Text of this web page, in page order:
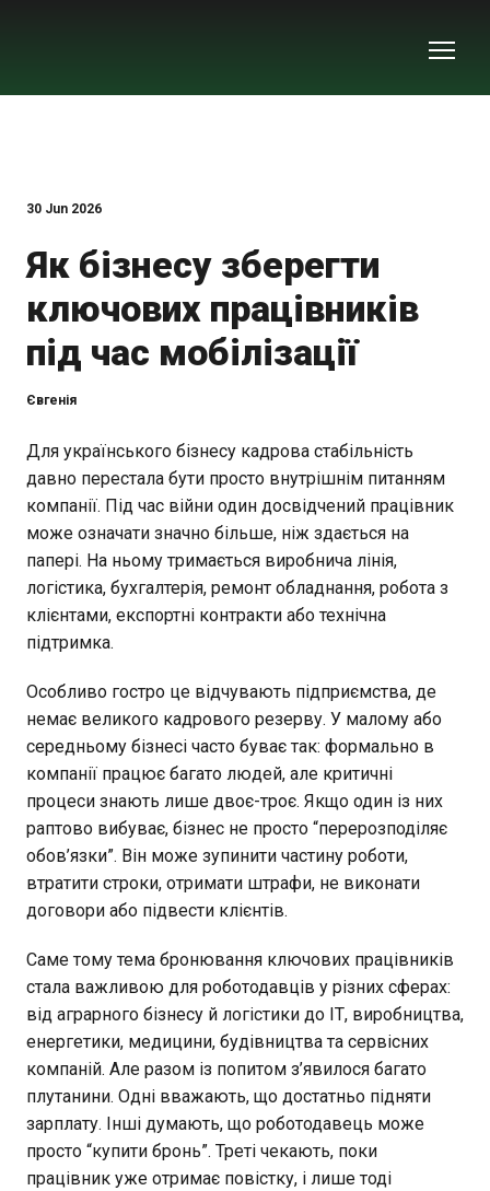
30 Jun 2026
Як бізнесу зберегти
ключових працівників
під час мобілізації
Євгенія
Для українського бізнесу кадрова стабільність
давно перестала бути просто внутрішнім питанням
компанії. Під час війни один досвідчений працівник
може означати значно більше, ніж здається на
папері. На ньому тримається виробнича лінія,
логістика, бухгалтерія, ремонт обладнання, робота з
клієнтами, експортні контракти або технічна
підтримка.
Особливо гостро це відчувають підприємства, де
немає великого кадрового резерву. У малому або
середньому бізнесі часто буває так: формально в
компанії працює багато людей, але критичні
процеси знають лише двоє-троє. Якщо один із них
раптово вибуває, бізнес не просто “перерозподіляє
обов’язки”. Він може зупинити частину роботи,
втратити строки, отримати штрафи, не виконати
договори або підвести клієнтів.
Саме тому тема бронювання ключових працівників
стала важливою для роботодавців у різних сферах:
від аграрного бізнесу й логістики до ІТ, виробництва,
енергетики, медицини, будівництва та сервісних
компаній. Але разом із попитом з’явилося багато
плутанини. Одні вважають, що достатньо підняти
зарплату. Інші думають, що роботодавець може
просто “купити бронь”. Треті чекають, поки
працівник уже отримає повістку, і лише тоді